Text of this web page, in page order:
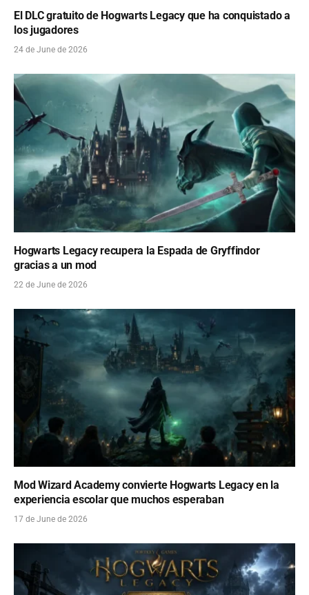
El DLC gratuito de Hogwarts Legacy que ha conquistado a
los jugadores
24 de June de 2026
Hogwarts Legacy recupera la Espada de Gryffindor
gracias a un mod
22 de June de 2026
Mod Wizard Academy convierte Hogwarts Legacy en la
experiencia escolar que muchos esperaban
17 de June de 2026